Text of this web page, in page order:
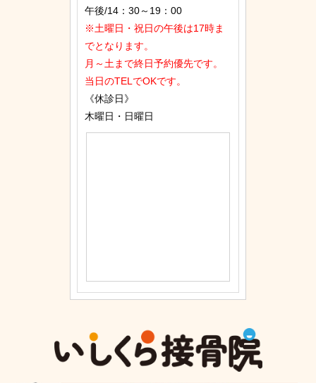
午後/14：30～19：00
※土曜日・祝日の午後は17時ま
でとなります。
月～土まで終日予約優先です。
当日のTELでOKです。
《休診日》
木曜日・日曜日